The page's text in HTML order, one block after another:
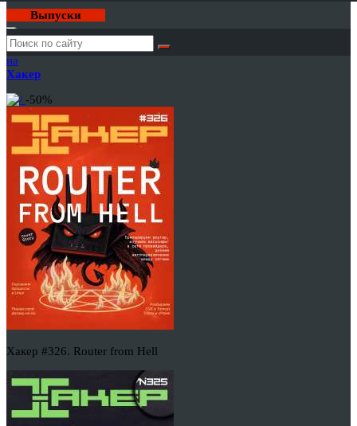
Выпуски
Годовая
подписка
на
Хакер
-50%
Хакер #326. Router from Hell